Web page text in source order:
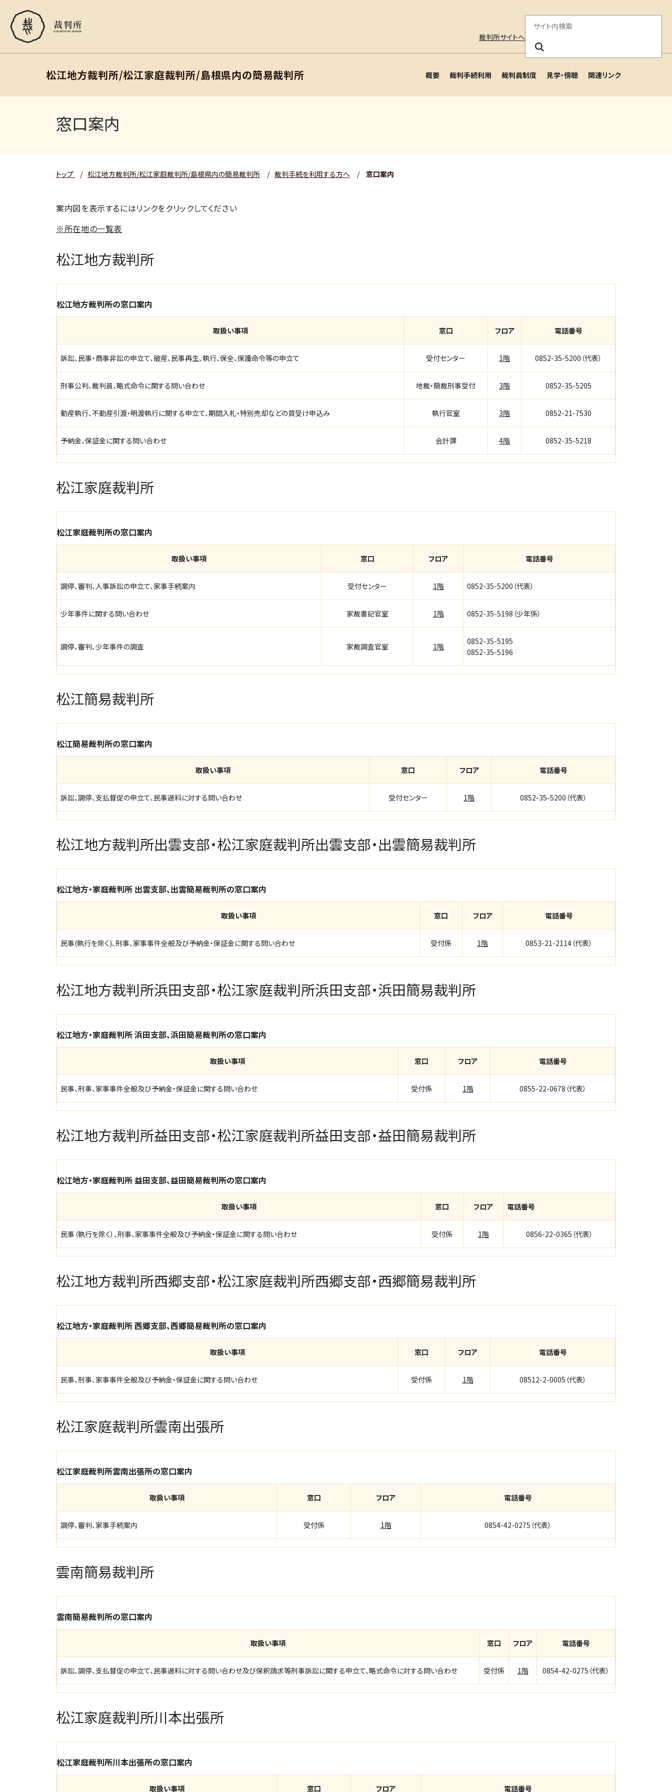
裁判所サイトへ
サ
イ
ト
内
検
松江地方裁判所/松江家庭裁判所/島根県内の簡易裁判所 概要 裁判手続利用 裁判員制度 見学・傍聴 関連リンク
窓口案内
トップ / 松江地方裁判所/松江家庭裁判所/島根県内の簡易裁判所 / 裁判手続を利用する方へ / 窓口案内
案内図を表示するにはリンクをクリックしてください
※所在地の一覧表
松江地方裁判所
松江地方裁判所の窓口案内
取扱い事項 窓口 フロア 電話番号
訴訟、民事・商事非訟の申立て、破産、民事再生、執行、保全、保護命令等の申立て 受付センター 1階 0852-35-5200（代表）
刑事公判、裁判員、略式命令に関する問い合わせ 地裁・簡裁刑事受付 3階 0852-35-5205
動産執行、不動産引渡・明渡執行に関する申立て、期間入札・特別売却などの買受け申込み 執行官室 3階 0852-21-7530
予納金、保証金に関する問い合わせ 会計課 4階 0852-35-5218
松江家庭裁判所
松江家庭裁判所の窓口案内
取扱い事項 窓口 フロア 電話番号
調停、審判、人事訴訟の申立て、家事手続案内 受付センター 1階 0852-35-5200（代表）
少年事件に関する問い合わせ 家裁書記官室 1階 0852-35-5198（少年係）
調停、審判、少年事件の調査 家裁調査官室 1階
0852-35-5195
0852-35-5196
松江簡易裁判所
松江簡易裁判所の窓口案内
取扱い事項 窓口 フロア 電話番号
訴訟、調停、支払督促の申立て、民事過料に対する問い合わせ 受付センター 1階 0852-35-5200（代表）
松江地方裁判所出雲支部・松江家庭裁判所出雲支部・出雲簡易裁判所
松江地方・家庭裁判所 出雲支部、出雲簡易裁判所の窓口案内
取扱い事項 窓口 フロア 電話番号
民事(執行を除く)、刑事、家事事件全般及び予納金・保証金に関する問い合わせ 受付係 1階 0853-21-2114（代表）
松江地方裁判所浜田支部・松江家庭裁判所浜田支部・浜田簡易裁判所
松江地方・家庭裁判所 浜田支部、浜田簡易裁判所の窓口案内
取扱い事項 窓口 フロア 電話番号
民事、刑事、家事事件全般及び予納金・保証金に関する問い合わせ 受付係 1階 0855-22-0678（代表）
松江地方裁判所益田支部・松江家庭裁判所益田支部・益田簡易裁判所
松江地方・家庭裁判所 益田支部、益田簡易裁判所の窓口案内
取扱い事項 窓口 フロア 電話番号
民事（執行を除く）、刑事、家事事件全般及び予納金・保証金に関する問い合わせ 受付係 1階 0856-22-0365（代表）
松江地方裁判所西郷支部・松江家庭裁判所西郷支部・西郷簡易裁判所
松江地方・家庭裁判所 西郷支部、西郷簡易裁判所の窓口案内
取扱い事項 窓口 フロア 電話番号
民事、刑事、家事事件全般及び予納金・保証金に関する問い合わせ 受付係 1階 08512-2-0005（代表）
松江家庭裁判所雲南出張所
松江家庭裁判所雲南出張所の窓口案内
取扱い事項 窓口 フロア 電話番号
調停、審判、家事手続案内 受付係 1階 0854-42-0275（代表）
雲南簡易裁判所
雲南簡易裁判所の窓口案内
取扱い事項 窓口 フロア 電話番号
訴訟、調停、支払督促の申立て、民事過料に対する問い合わせ及び保釈請求等刑事訴訟に関する申立て、略式命令に対する問い合わせ 受付係 1階 0854-42-0275（代表）
松江家庭裁判所川本出張所
松江家庭裁判所川本出張所の窓口案内
取扱い事項 窓口 フロア 電話番号